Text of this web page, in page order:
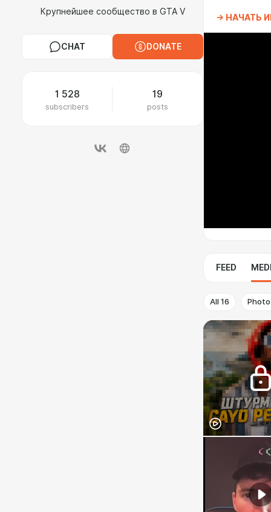
Крупнейшее сообщество в GTA V
CHAT DONATE
1 528
subscribers
19
posts
-> НАЧАТЬ
FEED
All16 Photo